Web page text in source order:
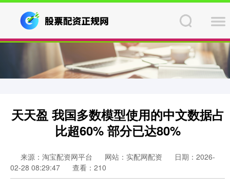
天天盈 我国多数模型使用的中文数据占
比超60% 部分已达80%
来源：淘宝配资网平台 网站：实配网配资
日期：2026-
02-28 08:29:47
查看：210